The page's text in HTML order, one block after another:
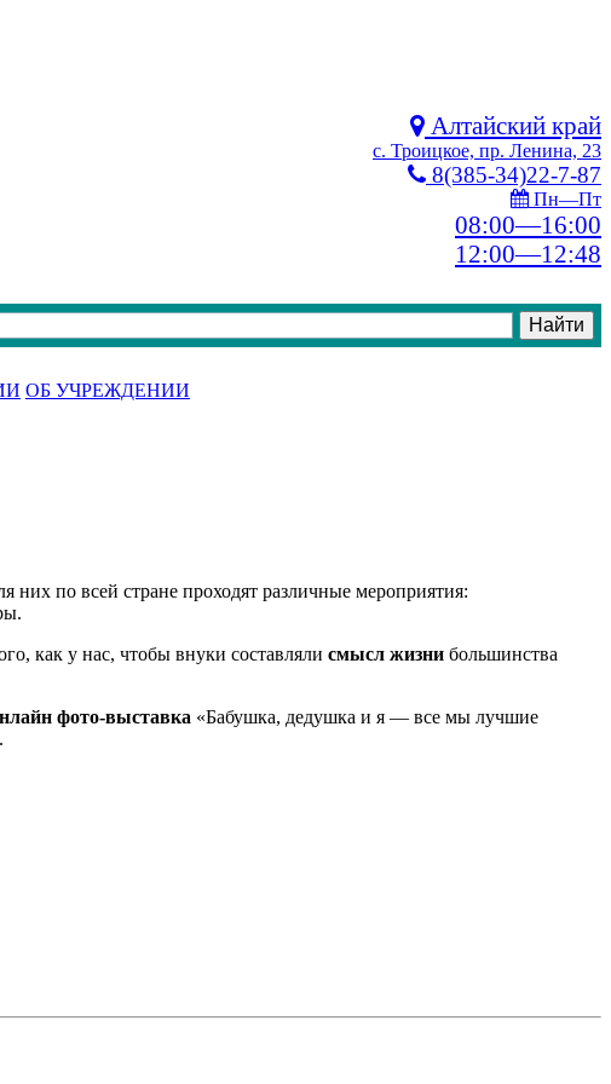
Алтайский край
с. Троицкое, пр. Ленина, 23
8(385-34)22-7-87
Пн—Пт
08:00—16:00
12:00—12:48
ОБ УЧРЕЖДЕНИИ
по всей стране проходят различные мероприятия:
как у нас, чтобы внуки составляли смысл жизни большинства
фото-выставка «Бабушка, дедушка и я — все мы лучшие